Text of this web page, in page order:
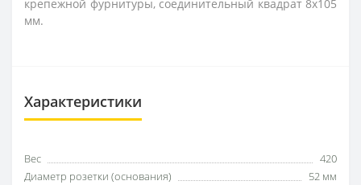
крепежной фурнитуры, соединительный квадрат 8x105
мм.
Характеристики
Вес
420
Диаметр розетки (основания)
52 мм